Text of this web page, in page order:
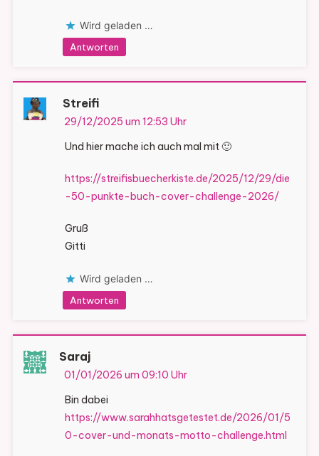
Wird geladen …
Antworten
Streifi
29/12/2025 um 12:53 Uhr
Und hier mache ich auch mal mit 🙂
https://streifisbuecherkiste.de/2025/12/29/die
-50-punkte-buch-cover-challenge-2026/
Gruß
Gitti
Wird geladen …
Antworten
Saraj
01/01/2026 um 09:10 Uhr
Bin dabei
https://www.sarahhatsgetestet.de/2026/01/5
0-cover-und-monats-motto-challenge.html